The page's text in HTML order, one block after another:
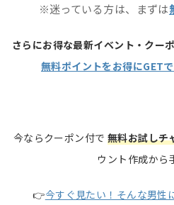
※迷っている方は、まずは
さらにお得な最新イベント・クー
無料ポイントをお得にGET
今ならクーポン付で 無料お試しチ
ウント作成から
👉今すぐ見たい！そんな男性